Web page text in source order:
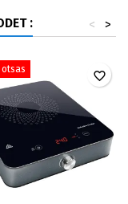
: >
<
otsas favorite_border